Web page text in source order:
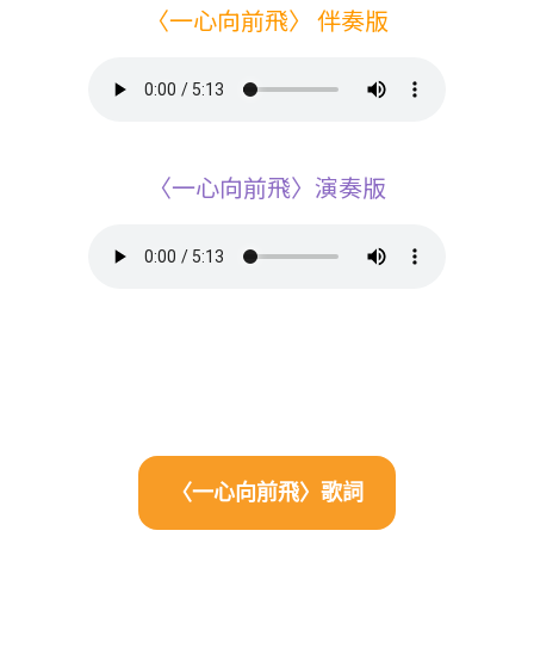
〈一心向前飛〉 伴奏版
〈一心向前飛〉演奏版
〈一心向前飛〉歌詞